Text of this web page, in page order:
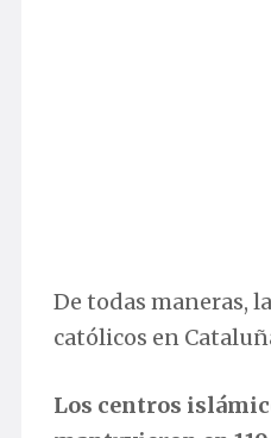
De todas maneras,
católicos en
Los centros